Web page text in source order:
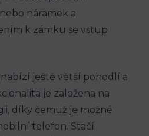
náramek a
k zámku se vstup
ještě větší pohodlí a
je založena na
díky čemuž je možné
telefon. Stačí